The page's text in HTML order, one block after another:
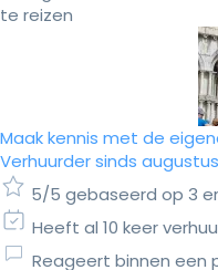
te reizen
Maak kennis met de
Verhuurder sinds
5/5 gebaseerd op 3
Heeft al 10 keer
Reageert binnen een